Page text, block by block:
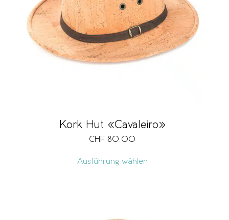
Kork Hut «Cavaleiro»
CHF 80.00
Ausführung wählen